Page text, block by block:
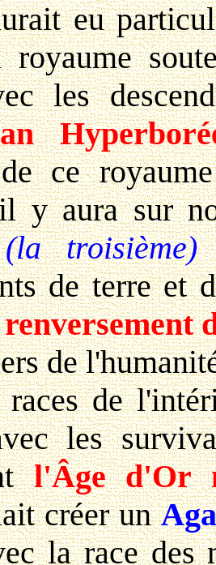
eu
royaume
les
ce
y aura sur
(la troisième)
de terre et
de
races de
les
l'Âge d'Or
créer un
la race des